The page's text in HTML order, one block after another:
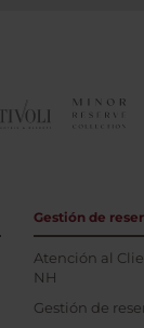
Gestión de
Atención al
NH
Gestión de